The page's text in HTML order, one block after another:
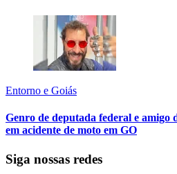
Entorno e Goiás
Genro de deputada federal e
em acidente de moto em GO
Siga nossas redes